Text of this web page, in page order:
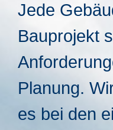
Jede
Bauprojekt
Planung.
es bei den